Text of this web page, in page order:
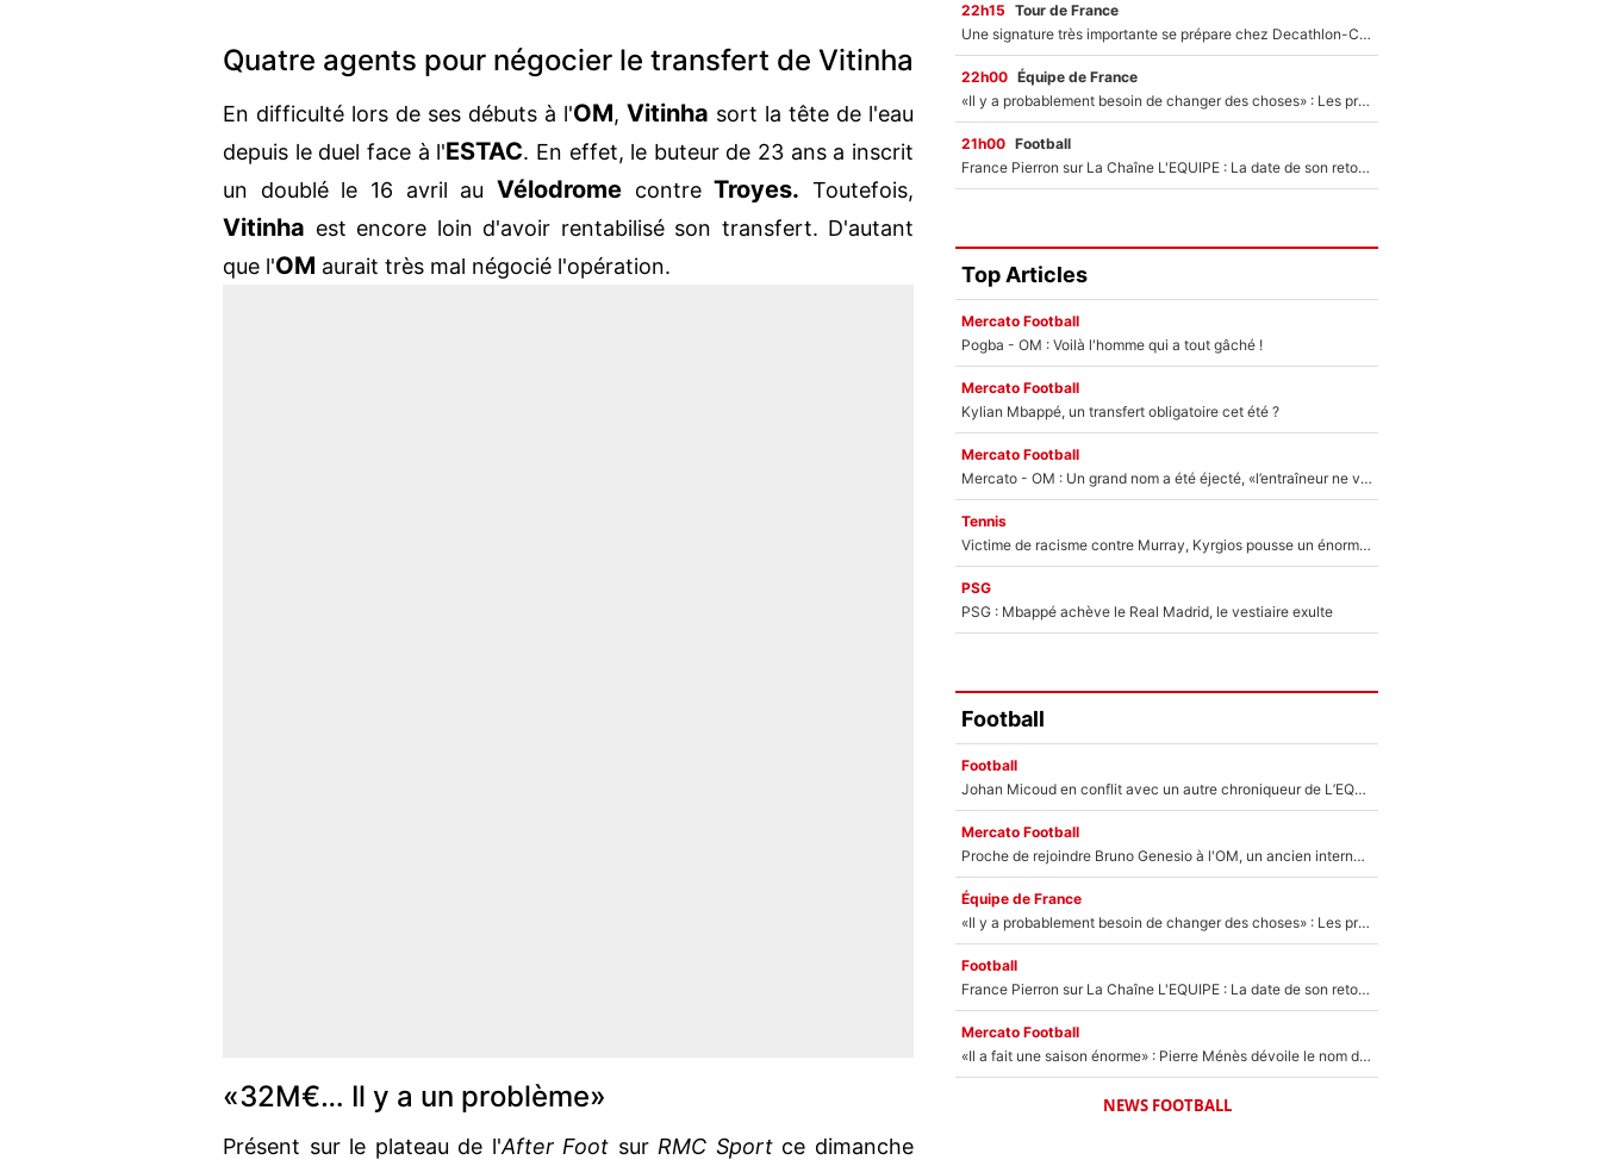
Quatre agents pour négocier le transfert de Vitinha
En difficulté lors de ses débuts à l'OM, Vitinha sort la tête de l'eau
depuis le duel face à l'ESTAC. En effet, le buteur de 23 ans a inscrit
un doublé le 16 avril au Vélodrome contreTroyes. Toutefois,
Vitinha est encore loin d'avoir rentabilisé son transfert. D'autant
que l'OM aurait très mal négocié l'opération.
«32M€… Il y a un problème»
Présent sur le plateau de l'After Foot surRMC Sportce dimanche
22h15 Tour de France
Une signature très importante se prépare chez Decathlon-CMA CGM pour aider Paul Seixas à gagner le Tour de France 2027
22h00 Équipe de France
«Il y a probablement besoin de changer des choses» : Les premiers changements de Zinedine Zidane en équipe de France sont révélés ?
21h00 Football
France Pierron sur La Chaîne L'EQUIPE : La date de son retour dans L'EQUIPE de Choc est connue... et c'était très attendu
Top Articles
Mercato Football
Pogba - OM : Voilà l'homme qui a tout gâché !
Mercato Football
Kylian Mbappé, un transfert obligatoire cet été ?
Mercato Football
Mercato - OM : Un grand nom a été éjecté, «l’entraîneur ne voulait pas me conserver»
Tennis
Victime de racisme contre Murray, Kyrgios pousse un énorme coup de gueule !
PSG
PSG : Mbappé achève le Real Madrid, le vestiaire exulte
Football
Football
Johan Micoud en conflit avec un autre chroniqueur de L’EQUIPE du Soir : «Pendant un moment, je ne les ai pas remis ensemble dans l'émission»
Mercato Football
Proche de rejoindre Bruno Genesio à l'OM, un ancien international français va finalement débarquer... sur RMC !
Équipe de France
«Il y a probablement besoin de changer des choses» : Les premiers changements de Zinedine Zidane en équipe de France sont révélés ?
Football
France Pierron sur La Chaîne L'EQUIPE : La date de son retour dans L'EQUIPE de Choc est connue... et c'était très attendu
Mercato Football
«Il a fait une saison énorme» : Pierre Ménès dévoile le nom du joueur que l’OM devait absolument recruter cet été, l’IA valide la piste !
NEWS FOOTBALL